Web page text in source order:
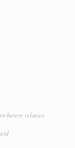
betere relaties